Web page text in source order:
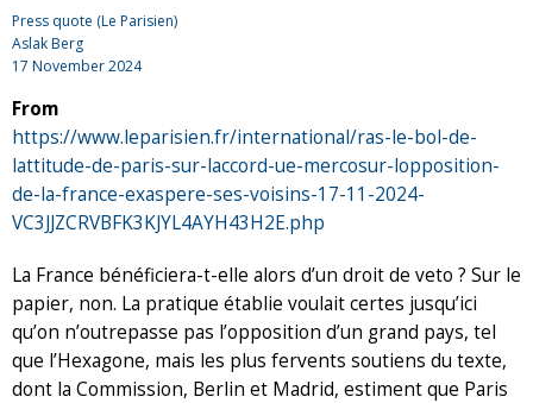
Press quote (Le Parisien)
Aslak Berg
17 November 2024
From
https://www.leparisien.fr/international/ras-le-bol-de-
lattitude-de-paris-sur-laccord-ue-mercosur-lopposition-
de-la-france-exaspere-ses-voisins-17-11-2024-
VC3JJZCRVBFK3KJYL4AYH43H2E.php
La France bénéficiera-t-elle alors d’un droit de veto ? Sur le
papier, non. La pratique établie voulait certes jusqu’ici
qu’on n’outrepasse pas l’opposition d’un grand pays, tel
que l’Hexagone, mais les plus fervents soutiens du texte,
dont la Commission, Berlin et Madrid, estiment que Paris